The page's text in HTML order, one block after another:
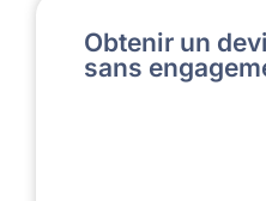
Obtenir un
sans